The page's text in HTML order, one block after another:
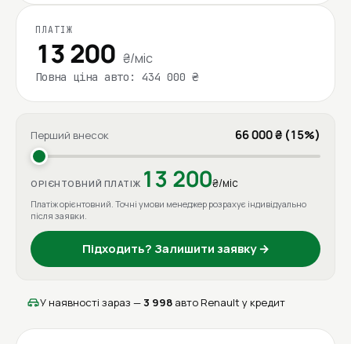
ПЛАТІЖ
13 200 ₴/міс
Повна ціна авто: 434 000 ₴
Перший внесок 66 000 ₴ (15%)
ОРІЄНТОВНИЙ ПЛАТІЖ 13 200₴/міс
Платіж орієнтовний. Точні умови менеджер розрахує індивідуально
після заявки.
Підходить? Залишити заявку →
У наявності зараз — 3 998 авто Renault у кредит